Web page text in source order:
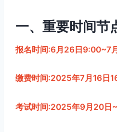
一、重要时间节
报名时间:6月26日9:00~7
缴费时间:2025年7月16日
考试时间:2025年9月20日